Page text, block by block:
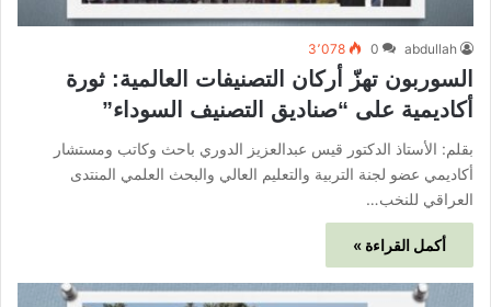
abdullah
0 3٬078
السوربون تهزّ أركان التصنيفات العالمية: ثورة
أكاديمية على “صناديق التصنيف السوداء”
بقلم: الأستاذ الدكتور قيس عبدالعزيز الدوري باحث وكاتب ومستشار
أكاديمي عضو لجنة التربية والتعليم العالي والبحث العلمي المنتدى
العراقي للنخب…
أكمل القراءة »